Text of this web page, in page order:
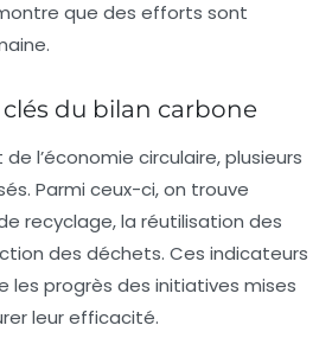
que des efforts sont
du bilan carbone
l’économie circulaire, plusieurs
Parmi ceux-ci, on trouve
recyclage, la réutilisation des
des déchets. Ces indicateurs
les progrès des initiatives mises
leur efficacité.